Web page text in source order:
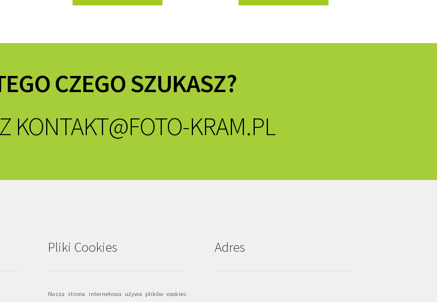
CZEGO SZUKASZ?
KONTAKT@FOTO-KRAM.PL
Pliki Cookies
Nasza strona internetowa używa plików cookies
Adres